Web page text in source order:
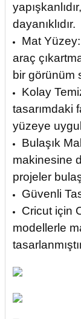
dayanıklıdır.
Mat
araç
bir görünüm
Kolay
tasarımdaki
yüzeye
Bulaşık
makinesine
projeler
Güvenli
Cricut için
modellerle